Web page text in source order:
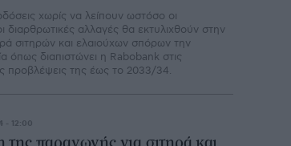
χωρίς να λείπουν ωστόσο οι
διαρθρωτικές αλλαγές θα εκτυλιχθούν στην
σιτηρών και ελαιούχων σπόρων την
όπως διαπιστώνει η Rabobank στις
προβλέψεις της έως το 2033/34.
- 12:00